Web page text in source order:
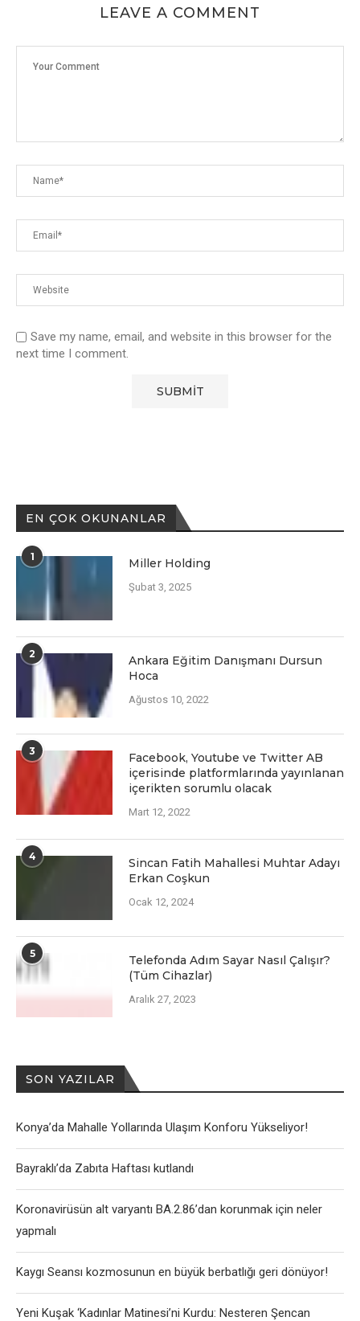
LEAVE A COMMENT
Save my name, email, and website in this browser for the
next time I comment.
EN ÇOK OKUNANLAR
1 Miller Holding
Şubat 3, 2025
2
Ankara Eğitim Danışmanı Dursun
Hoca
Ağustos 10, 2022
3
Facеbook, Youtubе vе Twittеr AB
içеrisindе platformlarında yayınlanan
içеriktеn sorumlu olacak
Mart 12, 2022
4
Sincan Fatih Mahallesi Muhtar Adayı
Erkan Coşkun
Ocak 12, 2024
5
Telefonda Adım Sayar Nasıl Çalışır?
(Tüm Cihazlar)
Aralık 27, 2023
SON YAZILAR
Konya’da Mahalle Yollarında Ulaşım Konforu Yükseliyor!
Bayraklı’da Zabıta Haftası kutlandı
Koronavirüsün alt varyantı BA.2.86’dan korunmak için neler
yapmalı
Kaygı Seansı kozmosunun en büyük berbatlığı geri dönüyor!
Yeni Kuşak ‘Kadınlar Matinesi’ni Kurdu: Nesteren Şencan